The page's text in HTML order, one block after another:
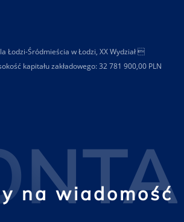
Łodzi-Śródmieścia w Łodzi, XX Wydział 
kapitału zakładowego: 32 781 900,00 PLN
na wiadomość